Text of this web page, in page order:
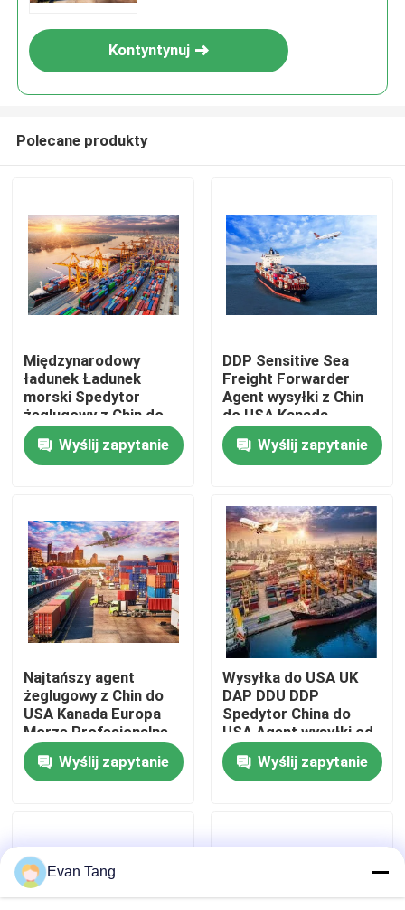
Do domu
Produkty
O nas
Wycieczka po fabryce
Kontrola jakości
Skontaktuj się z nami
Poproś o wycenę
Międzynarodowe usługi spedycyjne
Transgraniczne pozyskiwanie
Kontyntynuj
Polecane produkty
Międzynarodowy
ładunek Ładunek
morski Spedytor
żeglugowy z Chin do
USA Wielka Brytania
Francja Niemcy
Włochy Kanada
Wyślij zapytanie
DDP Sensitive Sea
Freight Forwarder
Agent wysyłki z Chin
do USA Kanada
Ameryka Północna
Wyślij zapytanie
Najtańszy agent
żeglugowy z Chin do
USA Kanada Europa
Morze Profesjonalne
usługi logistyczne
Spedycja spedycyjna
Wyślij zapytanie
Wysyłka do USA UK
DAP DDU DDP
Spedytor China do
USA Agent wysyłki od
drzwi do drzwi Agent
wysyłki morskiej
Agent wysyłki
Wyślij zapytanie
Evan Tang